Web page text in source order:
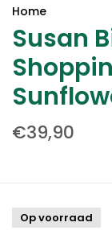
Home
Susan
€39,90
Op voorraad